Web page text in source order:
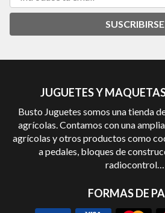
SUSCRIBIRSE
JUGUETES Y
Busto Juguetes somos una tienda
agrícolas. Contamos con una
agrícolas y otros productos como
a pedales, bloques de
radiocontrol…
FORMAS DE